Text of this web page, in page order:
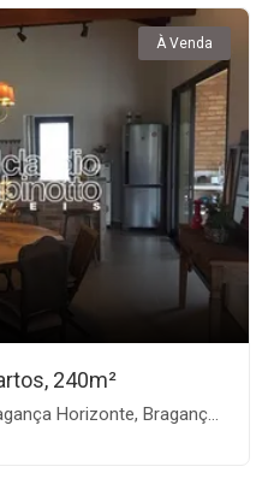
À Venda
240m²
Bragança Paulista-SP